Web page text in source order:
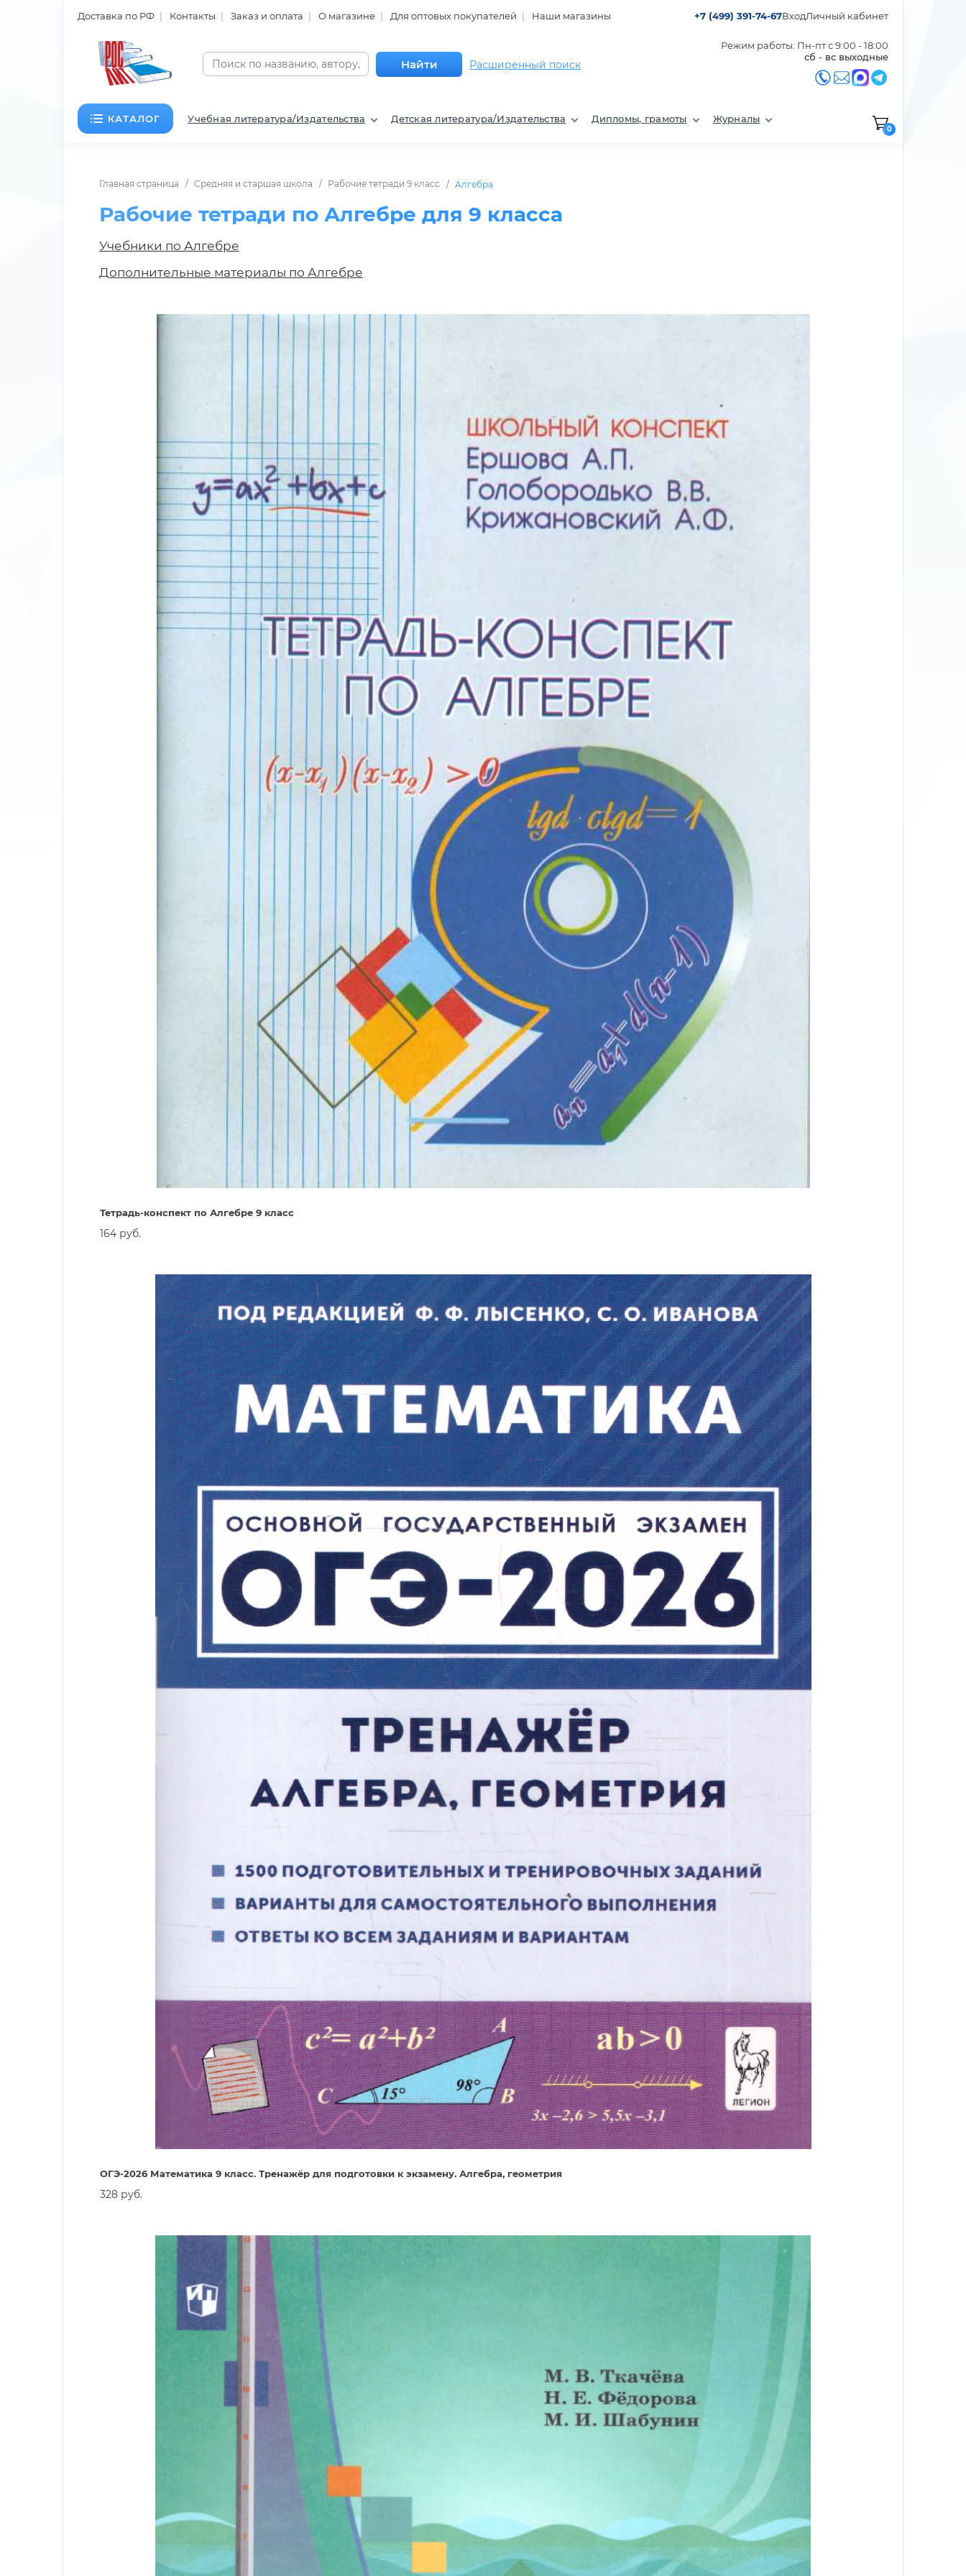
Доставка по РФ Контакты Заказ и оплата О магазине Для оптовых покупателей Наши магазины +7 (499) 391-74-67ВходЛичный кабинет
Найти Расширенный поиск
Режим работы: Пн-пт с 9:00 - 18:00
сб - вс выходные
КАТАЛОГ Учебная литература/Издательства Детская литература/Издательства Дипломы, грамоты Журналы
0
Главная страница Средняя и старшая школа Рабочие тетради 9 класс Алгебра
Рабочие тетради по Алгебре для 9 класса
Учебники по Алгебре
Дополнительные материалы по Алгебре
Тетрадь-конспект по Алгебре 9 класс
164 руб.
ОГЭ-2026 Математика 9 класс. Тренажёр для подготовки к экзамену. Алгебра, геометрия
328 руб.